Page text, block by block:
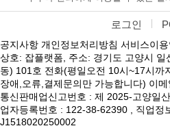
로그인
공지사항 개인정보처리방침 서비스이
상호: 잡플랫폼, 주소: 경기도 고양시
동) 101호 전화(평일오전 10시~17시까
장애,오류,결제문의만 가능합니다) 이
통신판매업신고번호 : 제 2025-고양일
업자등록번호 : 122-38-62390 , 직업정
J1518020250002